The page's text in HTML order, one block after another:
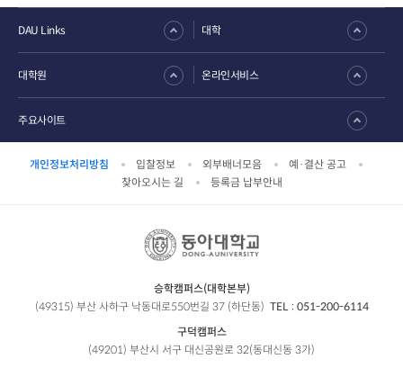
개인정보처리방침 입찰정보 외부배너모음
예·결산 공고
찾아오시는 길
등록금 납부안내
DAU Links 대학
대학원 온라인서비스
주요사이트
승학캠퍼스(대학본부)
(49315) 부산 사하구 낙동대로550번길 37 (하단동) TEL : 051-200-6114
구덕캠퍼스
(49201) 부산시 서구 대신공원로 32(동대신동 3가)